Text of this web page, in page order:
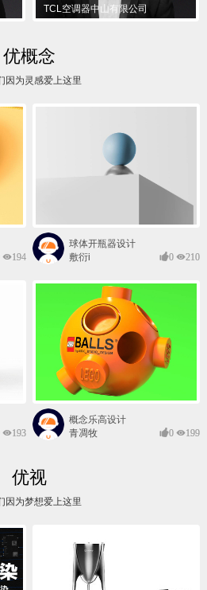
TCL空调器中山有限公司
优概念
因为灵感爱上这里
194
球体开瓶器设计
敷衍i
0 210
193
概念乐高设计
青凋牧
0 199
优视
因为梦想爱上这里